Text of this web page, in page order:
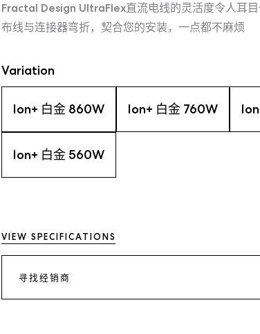
Fractal Design UltraFlex直流电线的灵活度令人耳
布线与连接器弯折，契合您的安装，一点都不麻烦
Variation
Ion+ 白金 860W Ion+ 白金 760W
Ion+ 白金 560W
VIEW SPECIFICATIONS
寻找经销商